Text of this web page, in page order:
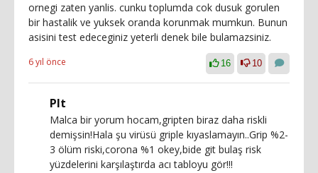
ornegi zaten yanlis. cunku toplumda cok dusuk gorulen
bir hastalik ve yuksek oranda korunmak mumkun. Bunun
asisini test edeceginiz yeterli denek bile bulamazsiniz.
6 yıl önce 16 10
Plt
Malca bir yorum hocam,gripten biraz daha riskli
demişsin!Hala şu virüsü griple kıyaslamayın..Grip %2-
3 ölüm riski,corona %1 okey,bide git bulaş risk
yüzdelerini karşılaştırda acı tabloyu gör!!!